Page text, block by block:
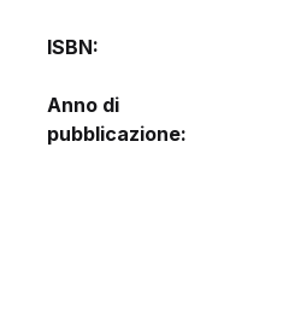
ISBN
Anno di
pubblicazione